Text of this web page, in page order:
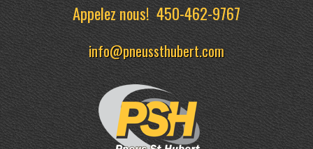
Appelez nous!450-462-9767
info@pneussthubert.com